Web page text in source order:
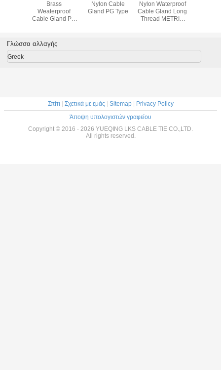
Brass
Weaterproof
Cable Gland PG
Nylon Cable
Gland PG Type
Nylon Waterproof
Cable Gland Long
Thread METRIC
Γλώσσα αλλαγής
Greek
Σπίτι Σχετικά με εμάς Sitemap|
Privacy Policy
Άποψη υπολογιστών γραφείου
Copyright © 2016 - 2026 YUEQING LKS CABLE TIE CO.,LTD.
All rights reserved.